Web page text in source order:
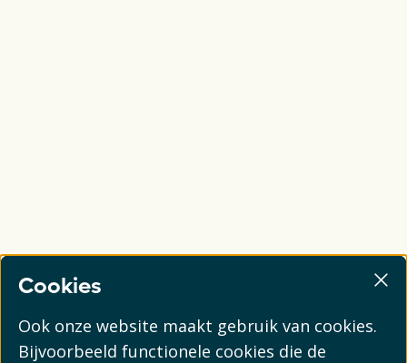
Cookies
Ook onze website maakt gebruik van cookies.
Bijvoorbeeld functionele cookies die de